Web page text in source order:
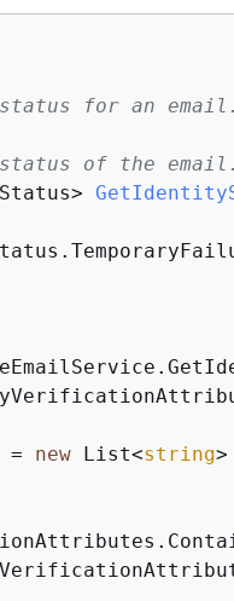
for an email.
of the email.
=
new List<string>